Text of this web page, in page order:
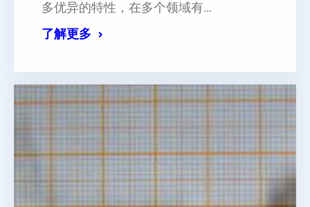
多优异的特性，在多个领域有…
了解更多